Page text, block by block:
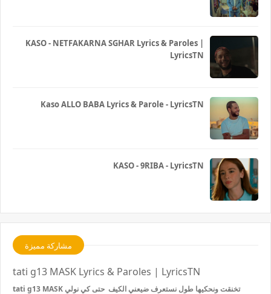
KASO - NETFAKARNA SGHAR Lyrics & Paroles |
LyricsTN
Kaso ALLO BABA Lyrics & Parole - LyricsTN
KASO - 9RIBA - LyricsTN
مشاركة مميزة
tati g13 MASK Lyrics & Paroles | LyricsTN
tati g13 MASK تخنقت ونحكيها طول نستعرف ضيعني الكيف حتى كي نولي